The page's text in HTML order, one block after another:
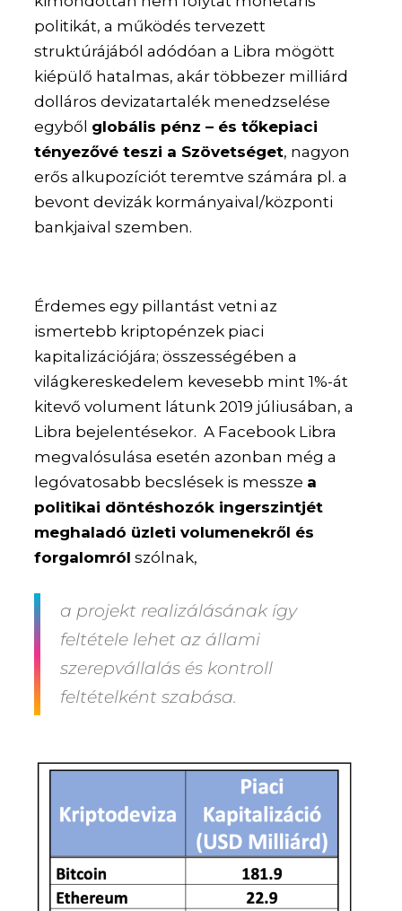
politikát, a működés tervezett
struktúrájából adódóan a Libra mögött
kiépülő hatalmas, akár többezer milliárd
dolláros devizatartalék menedzselése
egyből globális pénz – és tőkepiaci
tényezővé teszi a Szövetséget, nagyon
erős alkupozíciót teremtve számára pl. a
bevont devizák kormányaival/központi
bankjaival szemben.
Érdemes egy pillantást vetni az
ismertebb kriptopénzek piaci
kapitalizációjára; összességében a
világkereskedelem kevesebb mint 1%-át
kitevő volument látunk 2019 júliusában, a
Libra bejelentésekor. A Facebook Libra
megvalósulása esetén azonban még a
legóvatosabb becslések is messze a
politikai döntéshozók ingerszintjét
meghaladó üzleti volumenekről és
forgalomról szólnak,
a projekt realizálásának így
feltétele lehet az állami
szerepvállalás és kontroll
feltételként szabása.